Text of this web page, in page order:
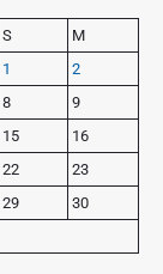
t
p
S
M
1
2
8
9
15
16
22
23
29
30